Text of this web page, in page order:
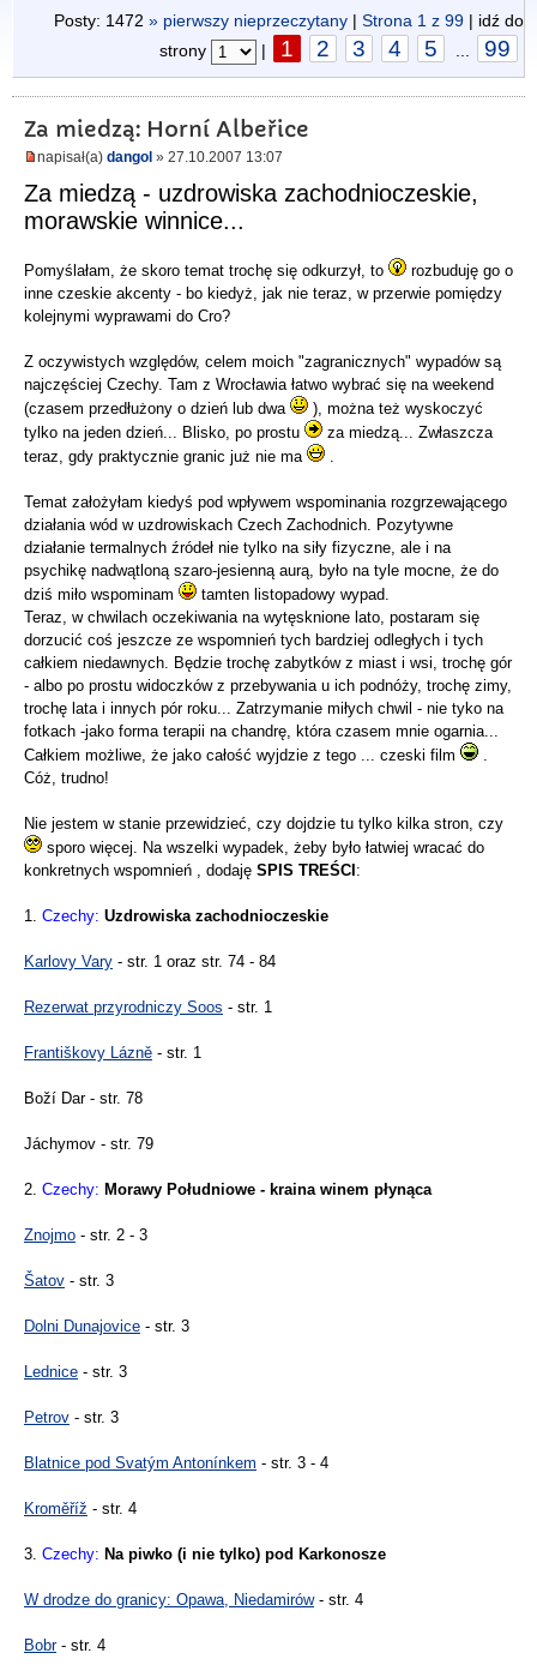
Posty: 1472 » pierwszy nieprzeczytany | Strona 1 z 99 | idź do
strony
| 1 2 3 4 5 99
Za miedzą: Horní Albeřice
napisał(a) dangol » 27.10.2007 13:07
Za miedzą - uzdrowiska zachodnioczeskie,
morawskie winnice...
Pomyślałam, że skoro temat trochę się odkurzył, to
rozbuduję go o
inne czeskie akcenty - bo kiedyż, jak nie teraz, w przerwie pomiędzy
kolejnymi wyprawami do Cro?
Z oczywistych względów, celem moich "zagranicznych" wypadów są
najczęściej Czechy. Tam z Wrocławia łatwo wybrać się na weekend
(czasem przedłużony o dzień lub dwa
), można też wyskoczyć
tylko na jeden dzień... Blisko, po prostu
za miedzą... Zwłaszcza
teraz, gdy praktycznie granic już nie ma
.
Temat założyłam kiedyś pod wpływem wspominania rozgrzewającego
działania wód w uzdrowiskach Czech Zachodnich. Pozytywne
działanie termalnych źródeł nie tylko na siły fizyczne, ale i na
psychikę nadwątloną szaro-jesienną aurą, było na tyle mocne, że do
dziś miło wspominam
tamten listopadowy wypad.
Teraz, w chwilach oczekiwania na wytęsknione lato, postaram się
dorzucić coś jeszcze ze wspomnień tych bardziej odległych i tych
całkiem niedawnych. Będzie trochę zabytków z miast i wsi, trochę gór
- albo po prostu widoczków z przebywania u ich podnóży, trochę zimy,
trochę lata i innych pór roku... Zatrzymanie miłych chwil - nie tyko na
fotkach -jako forma terapii na chandrę, która czasem mnie ogarnia...
Całkiem możliwe, że jako całość wyjdzie z tego ... czeski film
.
Cóż, trudno!
Nie jestem w stanie przewidzieć, czy dojdzie tu tylko kilka stron, czy
sporo więcej. Na wszelki wypadek, żeby było łatwiej wracać do
konkretnych wspomnień , dodaję SPIS TREŚCI :
1. Czechy: Uzdrowiska zachodnioczeskie
Karlovy Vary - str. 1 oraz str. 74 - 84
Rezerwat przyrodniczy Soos - str. 1
Františkovy Lázně - str. 1
Boží Dar - str. 78
Jáchymov - str. 79
2. Czechy: Morawy Południowe - kraina winem płynąca
Znojmo - str. 2 - 3
Šatov - str. 3
Dolni Dunajovice - str. 3
Lednice - str. 3
Petrov - str. 3
Blatnice pod Svatým Antonínkem - str. 3 - 4
Kroměříž - str. 4
3. Czechy: Na piwko (i nie tylko) pod Karkonosze
W drodze do granicy: Opawa, Niedamirów- str. 4
Bobr- str. 4